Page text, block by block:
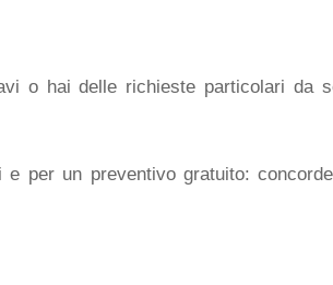
o hai delle richieste particolari da
e per un preventivo gratuito: